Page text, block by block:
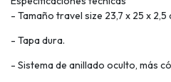
- Tamaño travel size 23,7 x 25 x 2,5
- Tapa dura.
- Sistema de anillado oculto, más